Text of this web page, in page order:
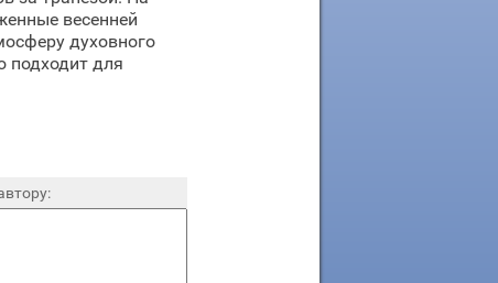
весенней
духовного
подходит для